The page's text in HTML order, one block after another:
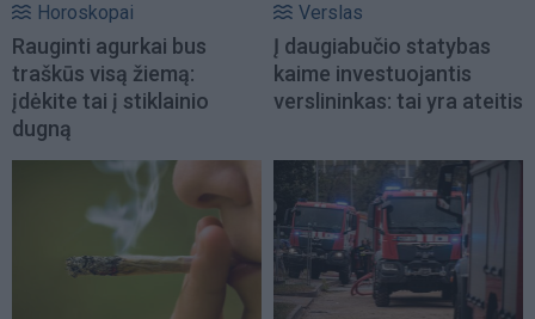
Horoskopai
Rauginti agurkai bus
traškūs visą žiemą:
įdėkite tai į stiklainio
dugną
Verslas
Į daugiabučio statybas
kaime investuojantis
verslininkas: tai yra ateitis